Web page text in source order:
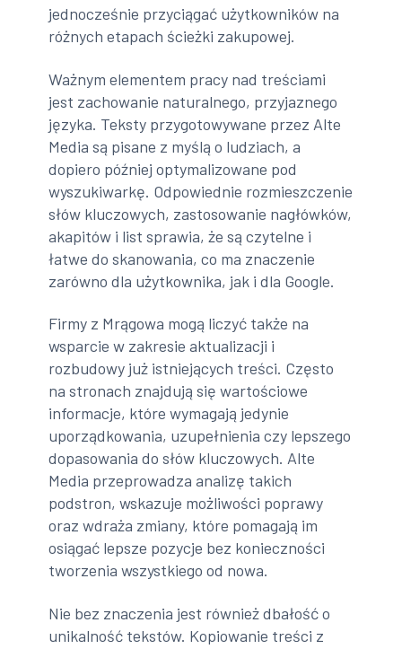
jednocześnie przyciągać użytkowników na
różnych etapach ścieżki zakupowej.
Ważnym elementem pracy nad treściami
jest zachowanie naturalnego, przyjaznego
języka. Teksty przygotowywane przez Alte
Media są pisane z myślą o ludziach, a
dopiero później optymalizowane pod
wyszukiwarkę. Odpowiednie rozmieszczenie
słów kluczowych, zastosowanie nagłówków,
akapitów i list sprawia, że są czytelne i
łatwe do skanowania, co ma znaczenie
zarówno dla użytkownika, jak i dla Google.
Firmy z Mrągowa mogą liczyć także na
wsparcie w zakresie aktualizacji i
rozbudowy już istniejących treści. Często
na stronach znajdują się wartościowe
informacje, które wymagają jedynie
uporządkowania, uzupełnienia czy lepszego
dopasowania do słów kluczowych. Alte
Media przeprowadza analizę takich
podstron, wskazuje możliwości poprawy
oraz wdraża zmiany, które pomagają im
osiągać lepsze pozycje bez konieczności
tworzenia wszystkiego od nowa.
Nie bez znaczenia jest również dbałość o
unikalność tekstów. Kopiowanie treści z